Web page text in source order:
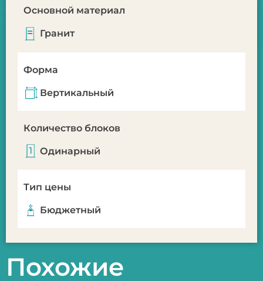
Основной материал
Гранит
Форма
Вертикальный
Количество блоков
Одинарный
Тип цены
Бюджетный
Похожие